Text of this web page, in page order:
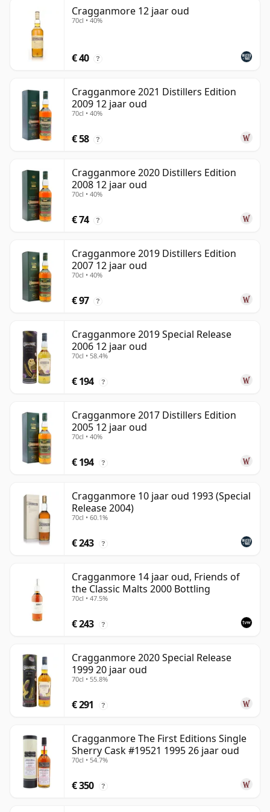
Cragganmore 12 jaar oud
70cl • 40%
€ 40 ?
Cragganmore 2021 Distillers Edition
2009 12 jaar oud
70cl • 40%
€ 58 ?
Cragganmore 2020 Distillers Edition
2008 12 jaar oud
70cl • 40%
€ 74 ?
Cragganmore 2019 Distillers Edition
2007 12 jaar oud
70cl • 40%
€ 97 ?
Cragganmore 2019 Special Release
2006 12 jaar oud
70cl • 58.4%
€ 194 ?
Cragganmore 2017 Distillers Edition
2005 12 jaar oud
70cl • 40%
€ 194 ?
Cragganmore 10 jaar oud 1993 (Special
Release 2004)
70cl • 60.1%
€ 243 ?
Cragganmore 14 jaar oud, Friends of
the Classic Malts 2000 Bottling
70cl • 47.5%
€ 243 ?
Cragganmore 2020 Special Release
1999 20 jaar oud
70cl • 55.8%
€ 291 ?
Cragganmore The First Editions Single
Sherry Cask #19521 1995 26 jaar oud
70cl • 54.7%
€ 350 ?